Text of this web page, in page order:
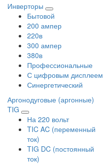
Инверторы
Бытовой
200 ампер
220в
300 ампер
380в
Профессиональные
С цифровым дисплеем
Синергетический
Аргонодуговые (аргонные)
TIG
На 220 вольт
TIC AC (переменный
ток)
TIG DC (постоянный
ток)